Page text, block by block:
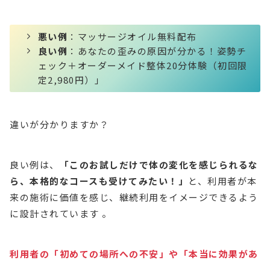
悪い例 ：マッサージオイル無料配布
良い例 ：あなたの歪みの原因が分かる！姿勢チ
ェック＋オーダーメイド整体20分体験（初回限
定2,980円）」
違いが分かりますか？
良い例は、
「このお試しだけで体の変化を感じられるな
ら、本格的なコースも受けてみたい！」
と、利用者が本
来の施術に価値を感じ、継続利用をイメージできるよう
に設計されています 。
利用者の「初めての場所への不安」や「本当に効果があ